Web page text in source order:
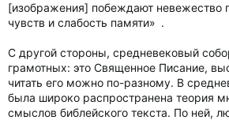
[изображения] побеждают невежество
чувств и слабость памяти» .
С другой стороны, средневековый
грамотных: это Священное Писание,
читать его можно по-разному. В
была широко распространена теория
смыслов библейского текста. По ней,